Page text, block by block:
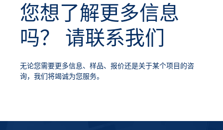
您想了解更多信息
吗？ 请联系我们
无论您需要更多信息、样品、报价还是关于某个项目的咨
询，我们将竭诚为您服务。